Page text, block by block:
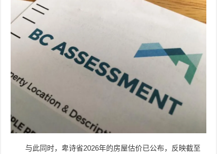
与此同时，卑诗省2026年的房屋估价已公布，反映截至